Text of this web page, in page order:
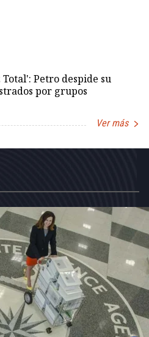
Petro despide su
por grupos
Ver más